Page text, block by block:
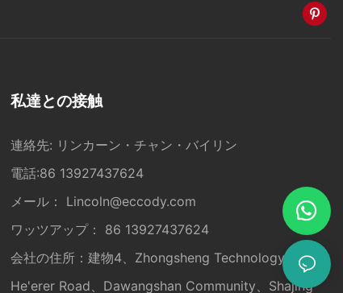
私達との接触
連絡先: リンカーン・チャン・バイリン
電話:86 13927437624
メール： Lincoln@eccody.com
ワッツアップ： 86 13927437624
会社の住所：建物4、Zhongsheng Technology Park、
He'erer Road、Dawangshan Community、Shajing